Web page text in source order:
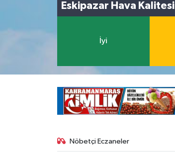
Eskipazar Hava Kalitesi
İyi
Nöbetçi Eczaneler